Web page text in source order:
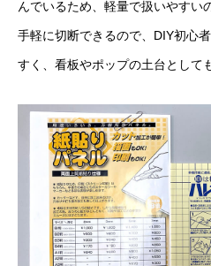
んでいるため、軽量で扱いやすい
手軽に切断できるので、DIY初心
すく、看板やポップの土台として